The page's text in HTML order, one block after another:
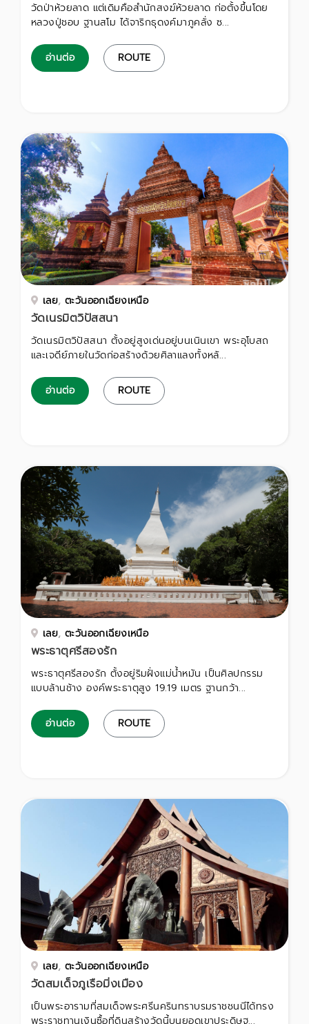
วัดป่าห้วยลาด แต่เดิมคือสำนักสงฆ์ห้วยลาด ก่อตั้งขึ้นโดย
หลวงปู่ชอบ ฐานสโม ได้จาริกธุดงค์มาภูคลั่ง ซ...
อ่านต่อ ROUTE
เลย, ตะวันออกเฉียงเหนือ
วัดเนรมิตวิปัสสนา
วัดเนรมิตวิปัสสนา ตั้งอยู่สูงเด่นอยู่บนเนินเขา พระอุโบสถ
และเจดีย์ภายในวัดก่อสร้างด้วยศิลาแลงทั้งหลั...
อ่านต่อ ROUTE
เลย, ตะวันออกเฉียงเหนือ
พระธาตุศรีสองรัก
พระธาตุศรีสองรัก ตั้งอยู่ริมฝั่งแม่น้ำหมัน เป็นศิลปกรรม
แบบล้านช้าง องค์พระธาตุสูง 19.19 เมตร ฐานกว้า...
อ่านต่อ ROUTE
เลย, ตะวันออกเฉียงเหนือ
วัดสมเด็จภูเรือมิ่งเมือง
เป็นพระอารามที่สมเด็จพระศรีนครินทราบรมราชชนนีได้ทรง
พระราชทานเงินซื้อที่ดินสร้างวัดนี้บนยอดเขาประดิษฐ...